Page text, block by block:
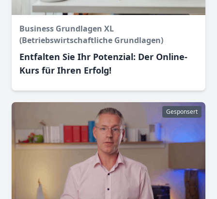
Business Grundlagen XL
(Betriebswirtschaftliche Grundlagen)
Entfalten Sie Ihr Potenzial: Der Online-
Kurs für Ihren Erfolg!
Gesponsert